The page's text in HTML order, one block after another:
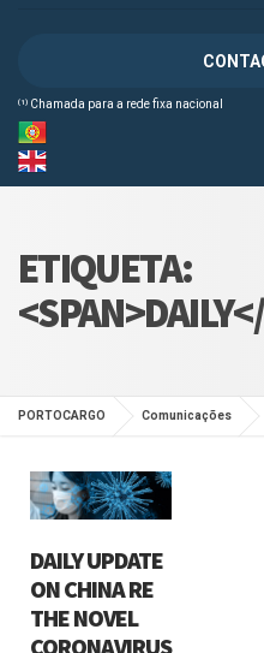
⁽¹⁾ Chamada para a rede fixa nacional
ETIQUETA:
PORTOCARGO Comunicações
DAILY UPDATE
ON CHINA RE
THE NOVEL
CORONAVIRUS